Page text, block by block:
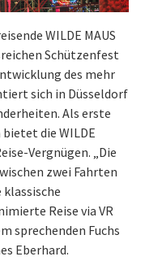
WILDE MAUS
Schützenfest
des mehr
sich in Düsseldorf
Als erste
die WILDE
Vergnügen. „Die
zwei Fahrten
Reise via VR
sprechenden Fuchs
Eberhard.